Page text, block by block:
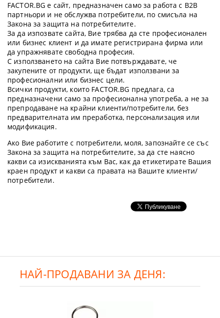
FACTOR.BG е сайт, предназначен само за работа с B2B
партньори и не обслужва потребители, по смисъла на
Закона за защита на потребителите.
За да изпозвате сайта, Вие трябва да сте професионален
или бизнес клиент и да имате регистрирана фирма или
да упражнявате свободна професия.
С използването на сайта Вие потвърждавате, че
закупените от продукти, ще бъдат използвани за
професионални или бизнес цели.
Всички продукти, които FACTOR.BG предлага, са
предназначени само за професионална употреба, а не за
препродаване на крайни клиенти/потребители, без
предварителната им преработка, персонализация или
модификация.
Ако Вие работите с потребители, моля, запознайте се със
Закона за защита на потребителите, за да сте наясно
какви са изискванията към Вас, как да етикетирате Вашия
краен продукт и какви са правата на Вашите клиенти/
потребители.
НАЙ-ПРОДАВАНИ ЗА ДЕНЯ: